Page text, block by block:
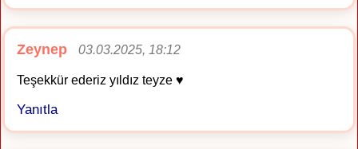
Zeynep 03.03.2025, 18:12
Teşekkür ederiz yıldız teyze ♥️
Yanıtla